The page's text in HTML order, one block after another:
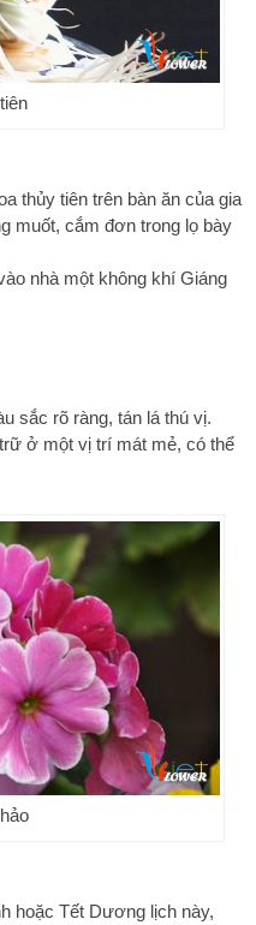
thủy tiên trên bàn ăn của gia
muốt, cắm đơn trong lọ bày
nhà một không khí Giáng
sắc rõ ràng, tán lá thú vị.
ở một vị trí mát mẻ, có thể
hoặc Tết Dương lịch này,